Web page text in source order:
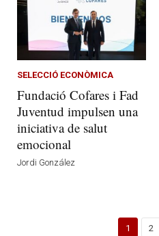
SELECCIÓ ECONÒMICA
Fundació Cofares i Fad
Juventud impulsen una
iniciativa de salut
emocional
Jordi González
1 2